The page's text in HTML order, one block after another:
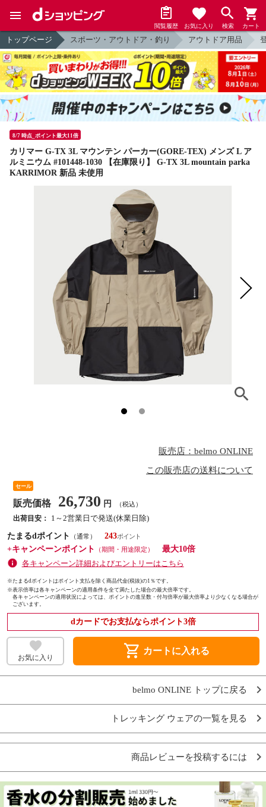
閲覧履歴 お気に入り 検索 カート
トップページ スポーツ・アウトドア・釣り アウトドア用品
8/7 時点_ポイント最大11倍
カリマー G-TX 3L マウンテン パーカー(GORE-TEX) メンズ L ア
ルミニウム #101448-1030 【在庫限り】 G-TX 3L mountain parka
KARRIMOR 新品 未使用
販売店：belmo ONLINE
この販売店の送料について
セール
販売価格 26,730 円 （税込）
出荷目安：
1～2営業日で発送(休業日除)
たまるdポイント
（通常）
243
+キャンペーンポイント
（期間・用途限定）
最大10倍
各キャンペーン詳細およびエントリーはこちら
※たまるdポイントはポイント支払を除く商品代金(税抜)の1％です。
※表示倍率は各キャンペーンの適用条件を全て満たした場合の最大倍率です。
各キャンペーンの適用状況によっては、ポイントの進呈数・付与倍率が最大倍率より少なくなる場合が
ございます。
dカードでお支払ならポイント3倍
お気に入り shopping_cart カートに入れる
belmo ONLINE トップに戻る
トレッキング ウェアの一覧を見る
商品レビューを投稿するには